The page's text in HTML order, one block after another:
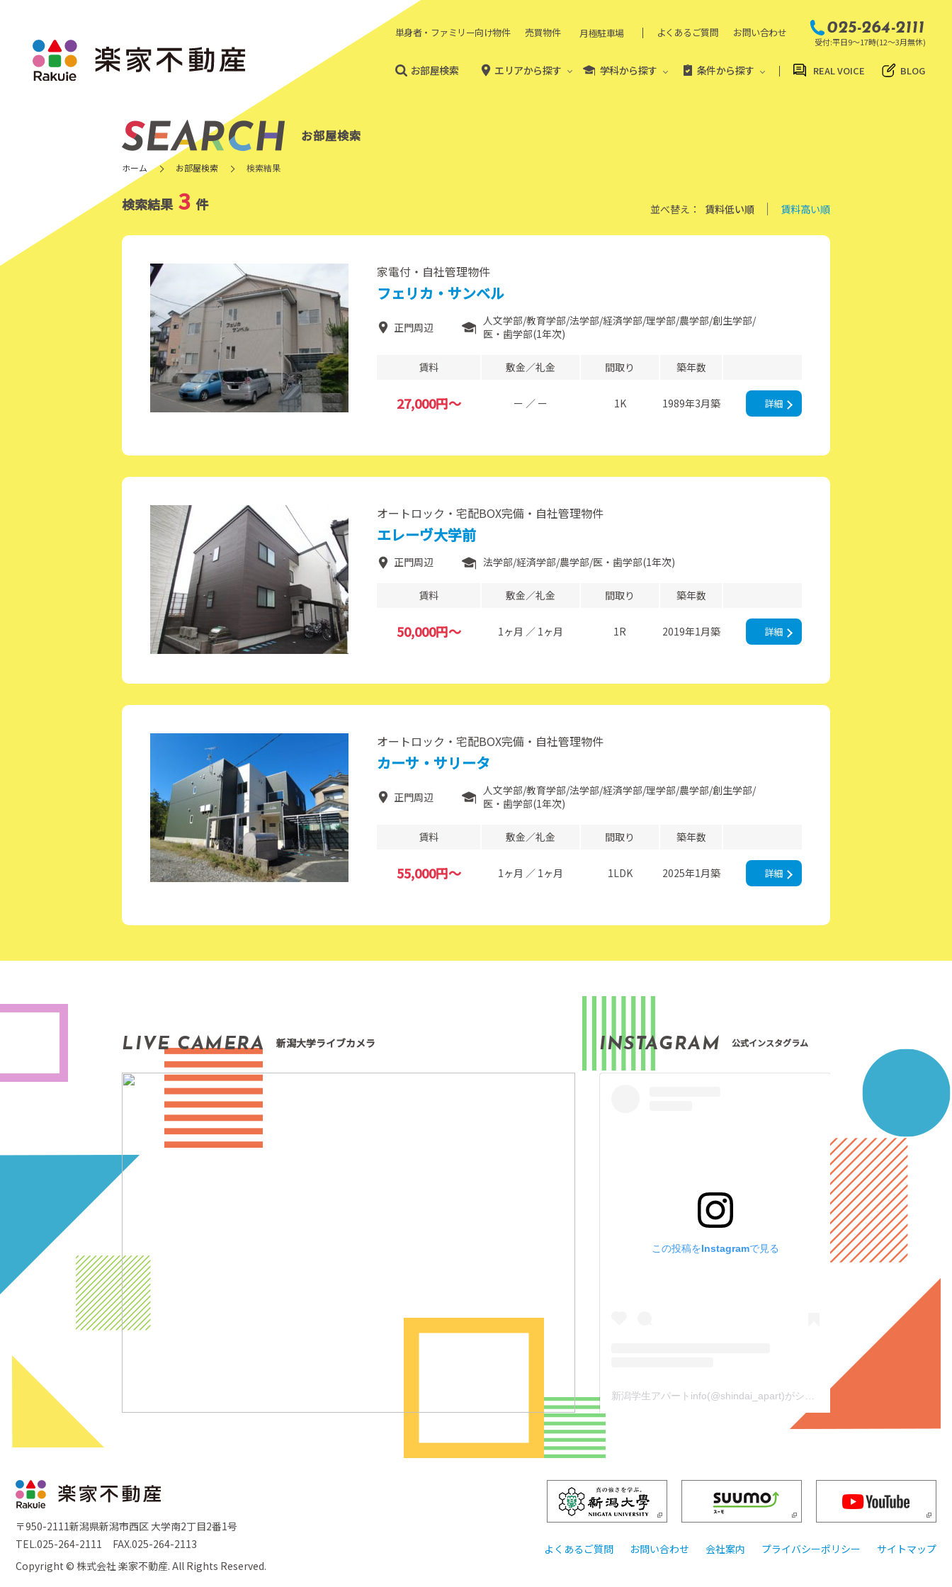
単身者・ファミリー向け物件 売買物件 月極駐車場 よくあるご質問 お問い合わせ 025-264-2111
受付:平日9～17時(12～3月無休)
お部屋検索 エリアから探す 学科から探す 条件から探す REAL VOICE BLOG
お部屋検索
ホーム お部屋検索 検索結果
検索結果 3 件 並べ替え： 賃料低い順 賃料高い順
家電付・自社管理物件
フェリカ・サンベル
正門周辺 人文学部 教育学部 法学部 経済学部 理学部 農学部 創生学部
医・歯学部(1年次)
賃料 敷金／礼金 間取り 築年数
27,000円～ ー ／ ー 1K 1989年3月築 詳細
オートロック・宅配BOX完備・自社管理物件
エレーヴ大学前
正門周辺 法学部 経済学部 農学部 医・歯学部(1年次)
賃料 敷金／礼金 間取り 築年数
50,000円～ 1ヶ月 ／ 1ヶ月 1R 2019年1月築 詳細
オートロック・宅配BOX完備・自社管理物件
カーサ・サリータ
正門周辺 人文学部 教育学部 法学部 経済学部 理学部 農学部 創生学部
医・歯学部(1年次)
賃料 敷金／礼金 間取り 築年数
55,000円～ 1ヶ月 ／ 1ヶ月 1LDK 2025年1月築 詳細
LIVE CAMERA 新潟大学ライブカメラ INSTAGRAM 公式インスタグラム
この投稿をInstagramで見る
〒950-2111新潟県新潟市西区 大学南2丁目2番1号
TEL.025-264-2111
FAX.025-264-2113
Copyright © 株式会社 楽家不動産. All Rights Reserved.
よくあるご質問 お問い合わせ 会社案内 プライバシーポリシー サイトマップ